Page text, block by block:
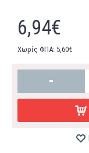
6,94€
Χωρίς ΦΠΑ: 5,60€
-